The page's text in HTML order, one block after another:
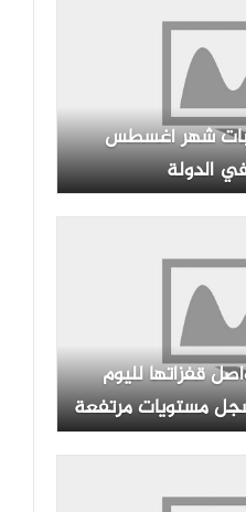
شهر أغسطس
قفزاتها لليوم
مستويات مرتفعة